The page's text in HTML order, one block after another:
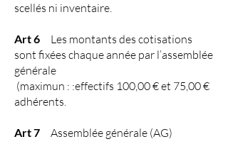
scellés ni inventaire.
Art 6 Les montants des cotisations
sont fixées chaque année par l’assemblée
générale
(maximun : :effectifs 100,00 € et 75,00 €
adhérents.
Art 7 Assemblée générale (AG)